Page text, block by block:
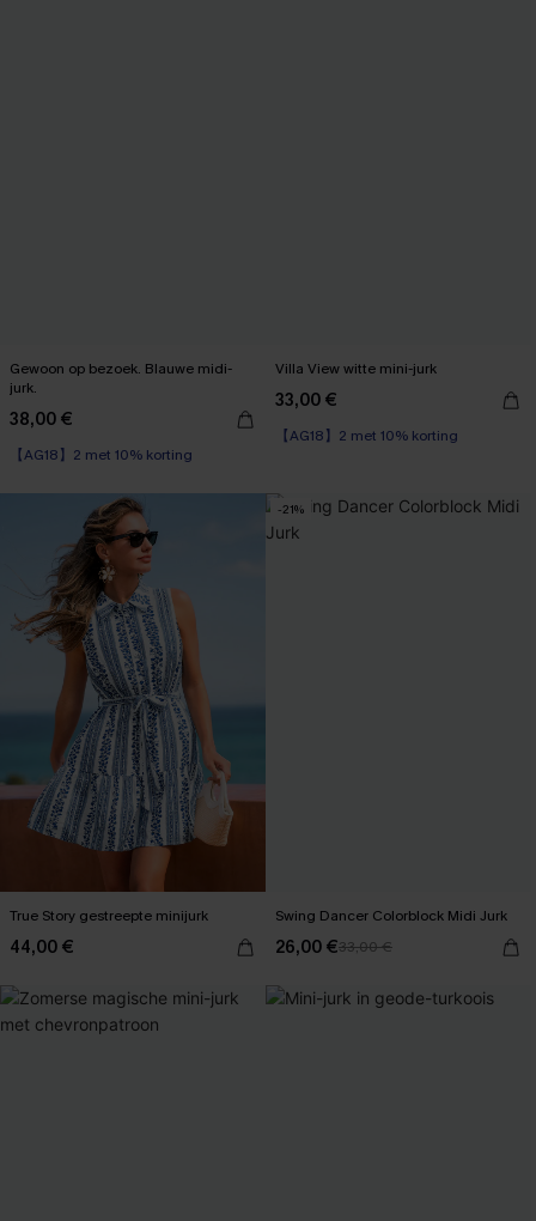
Gewoon op bezoek. Blauwe midi-
jurk.
38,00 €
【AG18】2 met 10% korting
Villa View witte mini-jurk
33,00 €
【AG18】2 met 10% korting
True Story gestreepte minijurk
44,00 €
-21%
Swing Dancer Colorblock Midi Jurk
26,00 €33,00 €